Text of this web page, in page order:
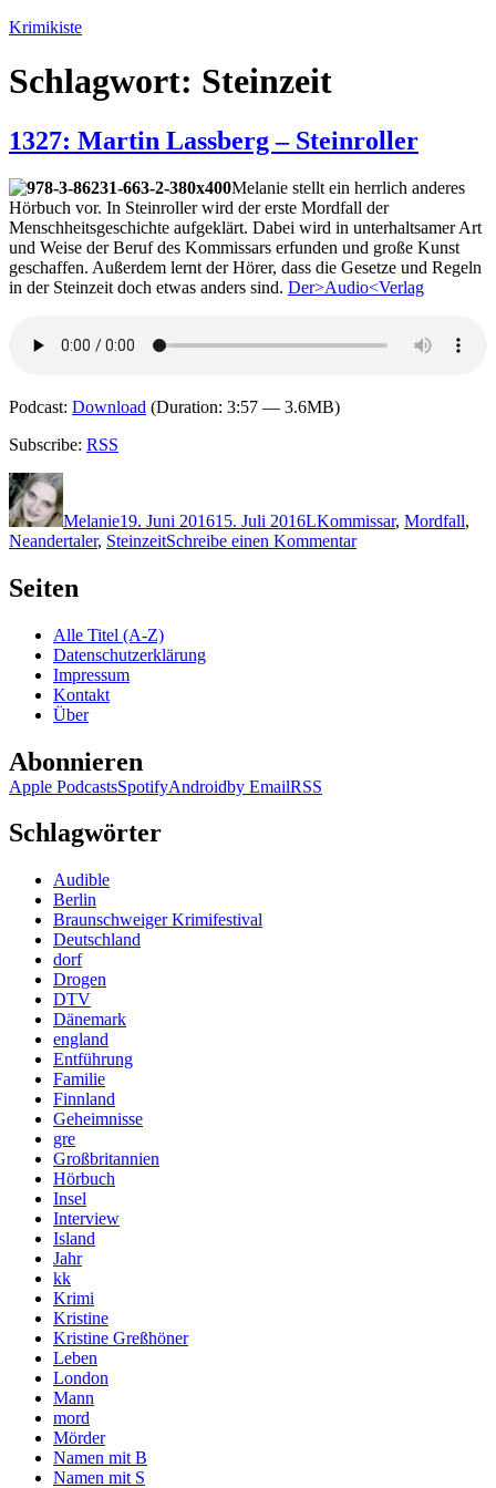
Zum
springen
Krimikiste
Schlagwort: Steinzeit
1327: Martin Lassberg – Steinroller
Melanie stellt ein herrlich anderes
Hörbuch vor. In Steinroller wird der erste Mordfall der
Menschheitsgeschichte aufgeklärt. Dabei wird in unterhaltsamer Art
und Weise der Beruf des Kommissars erfunden und große Kunst
geschaffen. Außerdem lernt der Hörer, dass die Gesetze und Regeln
in der Steinzeit doch etwas anders sind. Der>Audio<Verlag
Podcast: Download (Duration: 3:57 — 3.6MB)
Subscribe: RSS
Autor
Melanie19. Juni 201615. Juli 2016LKommissar, Mordfall,
Neandertaler, SteinzeitSchreibe einen Kommentarzu
Seiten
Alle Titel (A-Z)
Datenschutzerklärung
Impressum
Kontakt
Über
Abonnieren
Apple PodcastsSpotifyAndroidby EmailRSS
Schlagwörter
Audible
Berlin
Braunschweiger Krimifestival
Deutschland
dorf
Drogen
DTV
Dänemark
england
Entführung
Familie
Finnland
Geheimnisse
gre
Großbritannien
Hörbuch
Insel
Interview
Island
Jahr
kk
Krimi
Kristine
Kristine Greßhöner
Leben
London
Mann
mord
Mörder
Namen mit B
Namen mit S